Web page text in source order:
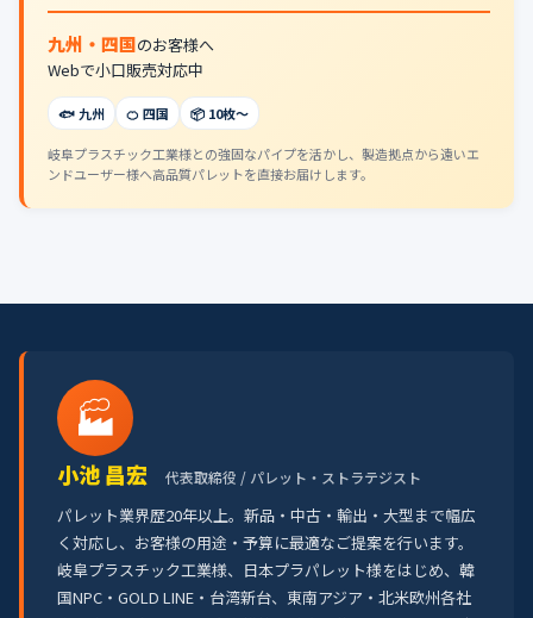
九州・四国のお客様へ
Webで小口販売対応中
🐟 九州 🍊 四国 📦 10枚〜
岐阜プラスチック工業様との強固なパイプを活かし、製造拠点から遠いエ
ンドユーザー様へ高品質パレットを直接お届けします。
🏭
小池 昌宏 代表取締役 / パレット・ストラテジスト
パレット業界歴20年以上。新品・中古・輸出・大型まで幅広
く対応し、お客様の用途・予算に最適なご提案を行います。
岐阜プラスチック工業様、日本プラパレット様をはじめ、韓
国NPC・GOLD LINE・台湾新台、東南アジア・北米欧州各社